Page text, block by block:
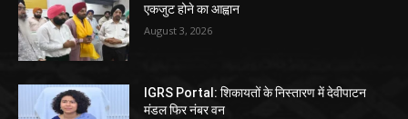
एकजुट होने का आह्वान
August 3, 2026
IGRS Portal: शिकायतों के निस्तारण में देवीपाटन
मंडल फिर नंबर वन